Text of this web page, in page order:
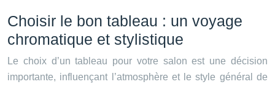
Choisir le bon tableau : un voyage
chromatique et stylistique
Le choix d’un tableau pour votre salon est une décision
importante, influençant l’atmosphère et le style général de